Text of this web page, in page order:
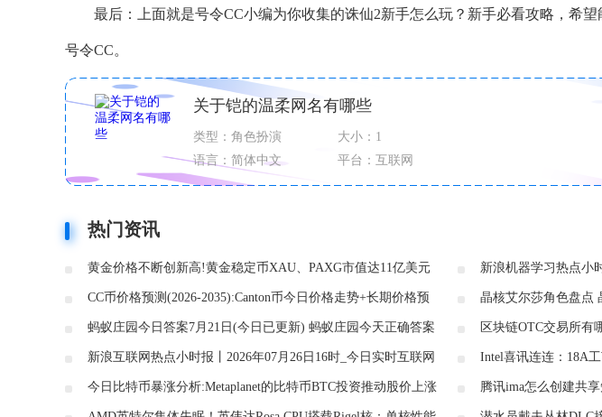
最后：上面就是号令CC小编为你收集的诛仙2新手怎么玩？新手必看攻略，希
号令CC。
关于铠的温柔网名有哪些
类型：角色扮演
大小：1
语言：简体中文
平台：互联网
热门资讯
黄金价格不断创新高!黄金稳定币XAU、PAXG市值达11亿美元
新浪机器学习热点小
CC币价格预测(2026-2035):Canton币今日价格走势+长期价格预
晶核艾尔莎角色盘点
蚂蚁庄园今日答案7月21日(今日已更新) 蚂蚁庄园今天正确答案
区块链OTC交易所有
新浪互联网热点小时报丨2026年07月26日16时_今日实时互联网
Intel喜讯连连：18A
今日比特币暴涨分析:Metaplanet的比特币BTC投资推动股价上涨
腾讯ima怎么创建共享